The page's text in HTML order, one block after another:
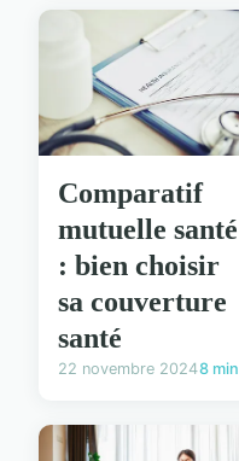
Comparatif
mutuelle santé
: bien choisir
sa couverture
santé
22 novembre 20248 min